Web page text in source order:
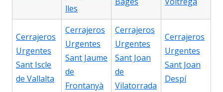
lles
Cerrajeros
Urgentes
Sant Iscle
de Vallalta
Cerrajeros
Urgentes
Sant Jaume
de
Frontanyà
Cerrajeros
Urgentes
Sant Joan
de
Vilatorrada
Cerrajeros
Urgentes
Sant Joan
Despí